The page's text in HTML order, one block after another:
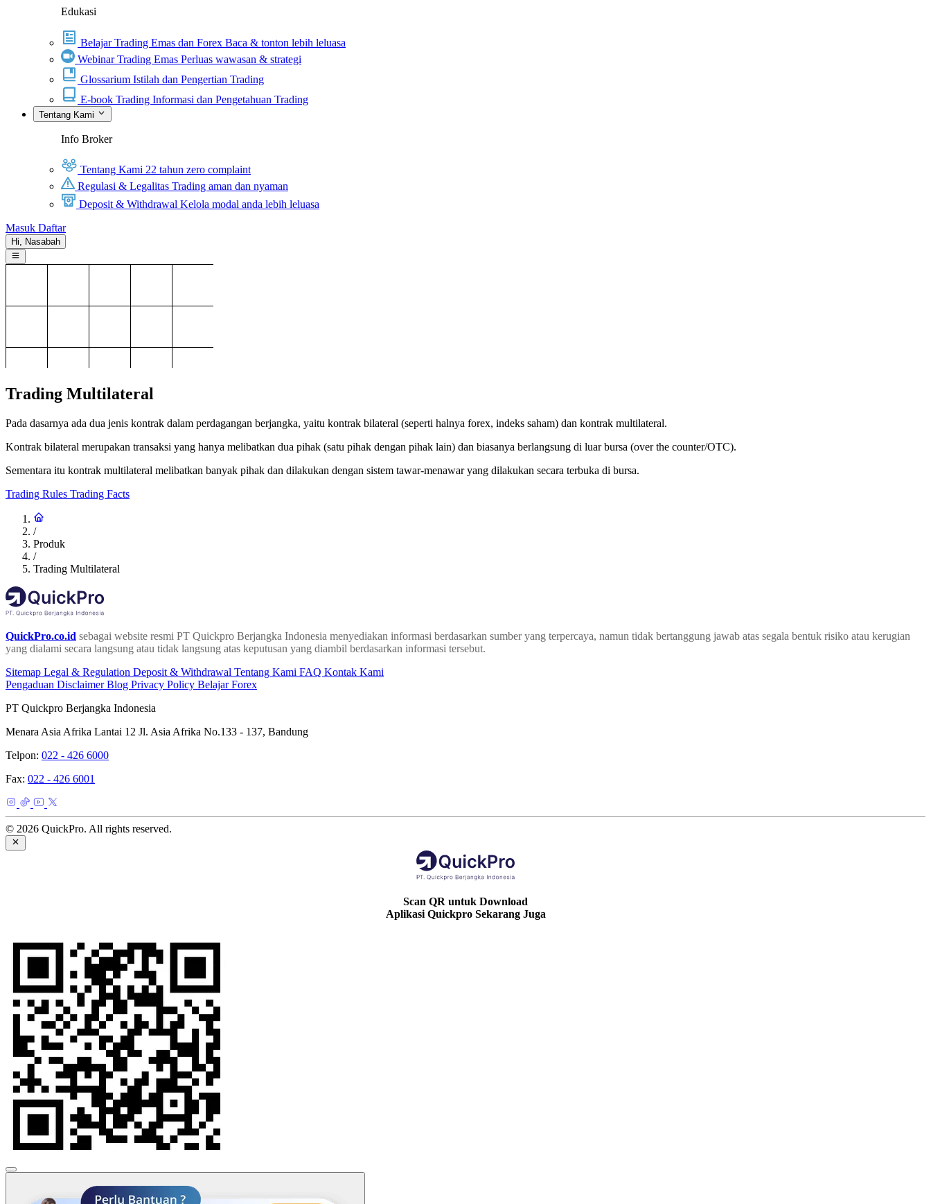
Edukasi
Belajar Trading Emas dan Forex Baca & tonton lebih leluasa
Webinar Trading Emas Perluas wawasan & strategi
Glossarium Istilah dan Pengertian Trading
E-book Trading Informasi dan Pengetahuan Trading
Tentang Kami
Info Broker
Tentang Kami 22 tahun zero complaint
Regulasi & Legalitas Trading aman dan nyaman
Deposit & Withdrawal Kelola modal anda lebih leluasa
Masuk Daftar
Hi, Nasabah
Trading Multilateral
Pada dasarnya ada dua jenis kontrak dalam perdagangan berjangka, yaitu kontrak bilateral (seperti halnya forex, indeks saham) dan kontrak multilateral.
Kontrak bilateral merupakan transaksi yang hanya melibatkan dua pihak (satu pihak dengan pihak lain) dan biasanya berlangsung di luar bursa (over the counter/OTC).
Sementara itu kontrak multilateral melibatkan banyak pihak dan dilakukan dengan sistem tawar-menawar yang dilakukan secara terbuka di bursa.
Trading Rules Trading Facts
/
Produk
/
Trading Multilateral
QuickPro.co.id sebagai website resmi PT Quickpro Berjangka Indonesia menyediakan informasi berdasarkan sumber yang terpercaya, namun tidak bertanggung jawab atas segala bentuk risiko atau kerugian
yang dialami secara langsung atau tidak langsung atas keputusan yang diambil berdasarkan informasi tersebut.
Sitemap Legal & Regulation Deposit & Withdrawal Tentang Kami FAQ Kontak Kami
Pengaduan DisclaimerBlog Privacy Policy Belajar Forex
PT Quickpro Berjangka Indonesia
Menara Asia Afrika Lantai 12 Jl. Asia Afrika No.133 - 137, Bandung
Telpon: 022 - 426 6000
Fax: 022 - 426 6001
© 2026 QuickPro. All rights reserved.
Scan QR untuk Download
Aplikasi Quickpro Sekarang Juga